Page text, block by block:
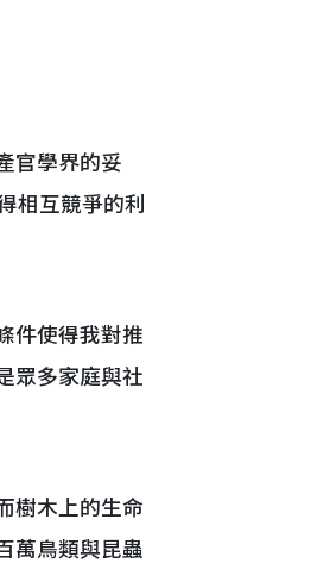
官學界的妥
相互競爭的利
件使得我對推
眾多家庭與社
樹木上的生命
萬鳥類與昆蟲